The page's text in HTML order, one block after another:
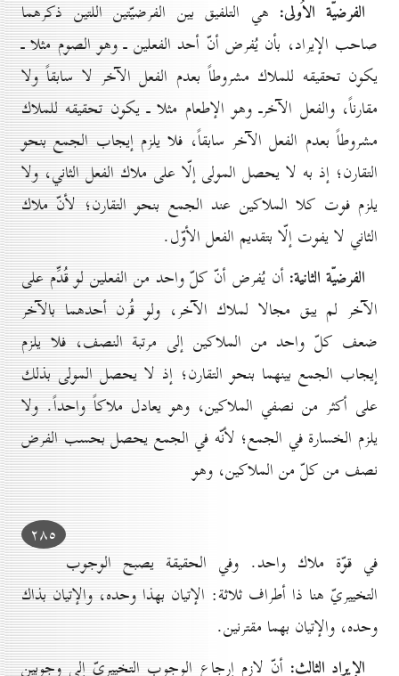
الفرضيّة الاُولى: هي التلفيق بين الفرضيّتين اللتين ذكرهما
صاحب الإيراد، بأن يُفرض أنّ أحد الفعلين ـ وهو الصوم مثلا ـ
يكون تحقيقه للملاك مشروطاً بعدم الفعل الآخر لا سابقاً ولا
مقارناً، والفعل الآخرـ وهو الإطعام مثلا ـ يكون تحقيقه للملاك
مشروطاً بعدم الفعل الآخر سابقاً، فلا يلزم إيجاب الجمع بنحو
التقارن؛ إذ به لا يحصل المولى إلّا على ملاك الفعل الثاني، ولا
يلزم فوت كلا الملاكين عند الجمع بنحو التقارن؛ لأنّ ملاك
الثاني لا يفوت إلّا بتقديم الفعل الأوّل.
الفرضيّة الثانية: أن يُفرض أنّ كلّ واحد من الفعلين لو قُدِّم على
الآخر لم يبق مجالا لملاك الآخر، ولو قُرن أحدهما بالآخر
ضعف كلّ واحد من الملاكين إلى مرتبة النصف، فلا يلزم
إيجاب الجمع بينهما بنحو التقارن؛ إذ لا يحصل المولى بذلك
على أكثر من نصفي الملاكين، وهو يعادل ملاكاً واحداً. ولا
يلزم الخسارة في الجمع؛ لأنّه في الجمع يحصل بحسب الفرض
نصف من كلّ من الملاكين، وهو
۲۸٥
في قوّة ملاك واحد. وفي الحقيقة يصبح الوجوب
التخييريّ هنا ذا أطراف ثلاثة: الإتيان بهذا وحده، والإتيان بذاك
وحده، والإتيان بهما مقترنين.
الإيراد الثالث: أنّ لازم إرجاع الوجوب التخييريّ إلى وجوبين